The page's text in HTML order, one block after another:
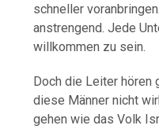
schneller
anstrengend. Jede
willkommen zu sein.
Doch die Leiter hören
diese Männer nicht
gehen wie das Volk